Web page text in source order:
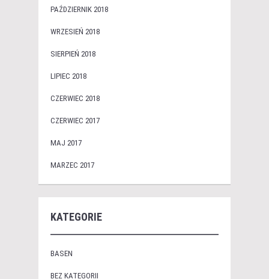
PAŹDZIERNIK 2018
WRZESIEŃ 2018
SIERPIEŃ 2018
LIPIEC 2018
CZERWIEC 2018
CZERWIEC 2017
MAJ 2017
MARZEC 2017
KATEGORIE
BASEN
BEZ KATEGORII